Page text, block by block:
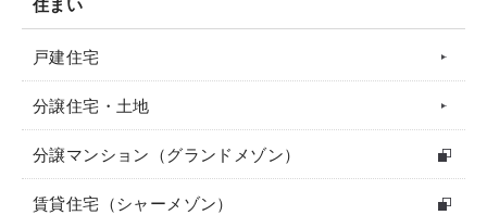
戸建住宅
分譲住宅・土地
分譲マンション（グランドメゾン）
賃貸住宅（シャーメゾン）